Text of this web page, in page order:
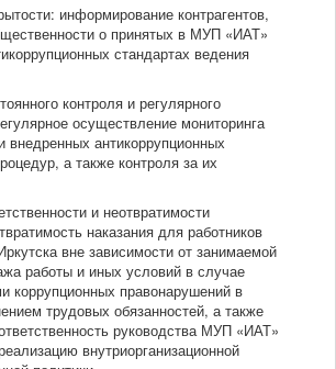
информирование контрагентов,
о принятых в МУП «ИАТ»
стандартах ведения
контроля и регулярного
осуществление мониторинга
внедренных антикоррупционных
а также контроля за их
и неотвратимости
наказания для работников
вне зависимости от занимаемой
работы и иных условий в случае
коррупционных правонарушений в
трудовых обязанностей, а также
руководства МУП «ИАТ»
внутриорганизационной